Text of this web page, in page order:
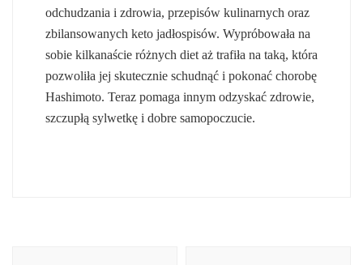
odchudzania i zdrowia, przepisów kulinarnych oraz
zbilansowanych keto jadłospisów. Wypróbowała na
sobie kilkanaście różnych diet aż trafiła na taką, która
pozwoliła jej skutecznie schudnąć i pokonać chorobę
Hashimoto. Teraz pomaga innym odzyskać zdrowie,
szczupłą sylwetkę i dobre samopoczucie.